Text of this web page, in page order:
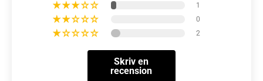
1
0
2
Skriv en
recension